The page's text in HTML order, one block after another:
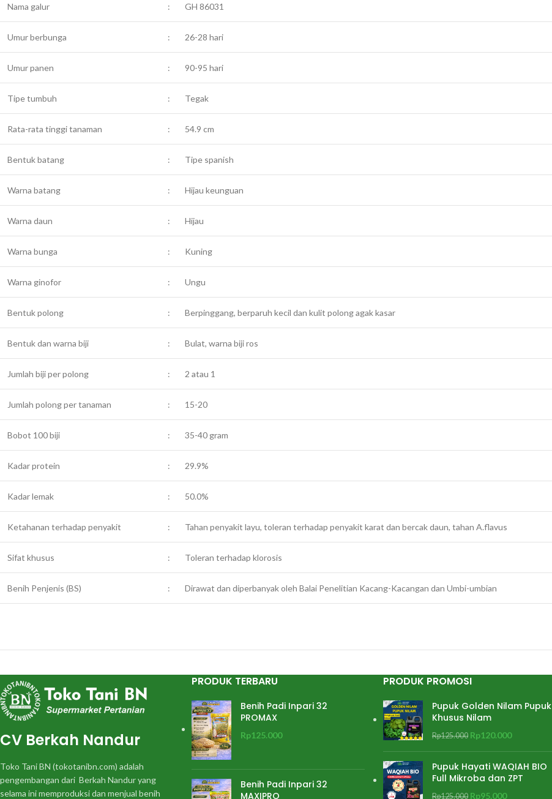
Nama galur : GH 86031
Umur berbunga : 26-28 hari
Umur panen : 90-95 hari
Tipe tumbuh : Tegak
Rata-rata tinggi tanaman : 54.9 cm
Bentuk batang : Tipe spanish
Warna batang : Hijau keunguan
Warna daun : Hijau
Warna bunga : Kuning
Warna ginofor : Ungu
Bentuk polong : Berpinggang, berparuh kecil dan kulit polong agak kasar
Bentuk dan warna biji : Bulat, warna biji ros
Jumlah biji per polong : 2 atau 1
Jumlah polong per tanaman : 15-20
Bobot 100 biji : 35-40 gram
Kadar protein : 29.9%
Kadar lemak : 50.0%
Ketahanan terhadap penyakit : Tahan penyakit layu, toleran terhadap penyakit karat dan bercak daun, tahan A.flavus
Sifat khusus : Toleran terhadap klorosis
Benih Penjenis (BS) : Dirawat dan diperbanyak oleh Balai Penelitian Kacang-Kacangan dan Umbi-umbian
CV Berkah Nandur
Toko Tani BN (tokotanibn.com) adalah
pengembangan dari Berkah Nandur yang
selama ini memproduksi dan menjual benih
PRODUK TERBARU
Benih Padi Inpari 32
PROMAX
Rp125.000
Benih Padi Inpari 32
MAXIPRO
PRODUK PROMOSI
Pupuk Golden Nilam Pupuk
Khusus Nilam
Rp125.000 Rp120.000
Pupuk Hayati WAQIAH BIO
Full Mikroba dan ZPT
Rp125.000 Rp95.000